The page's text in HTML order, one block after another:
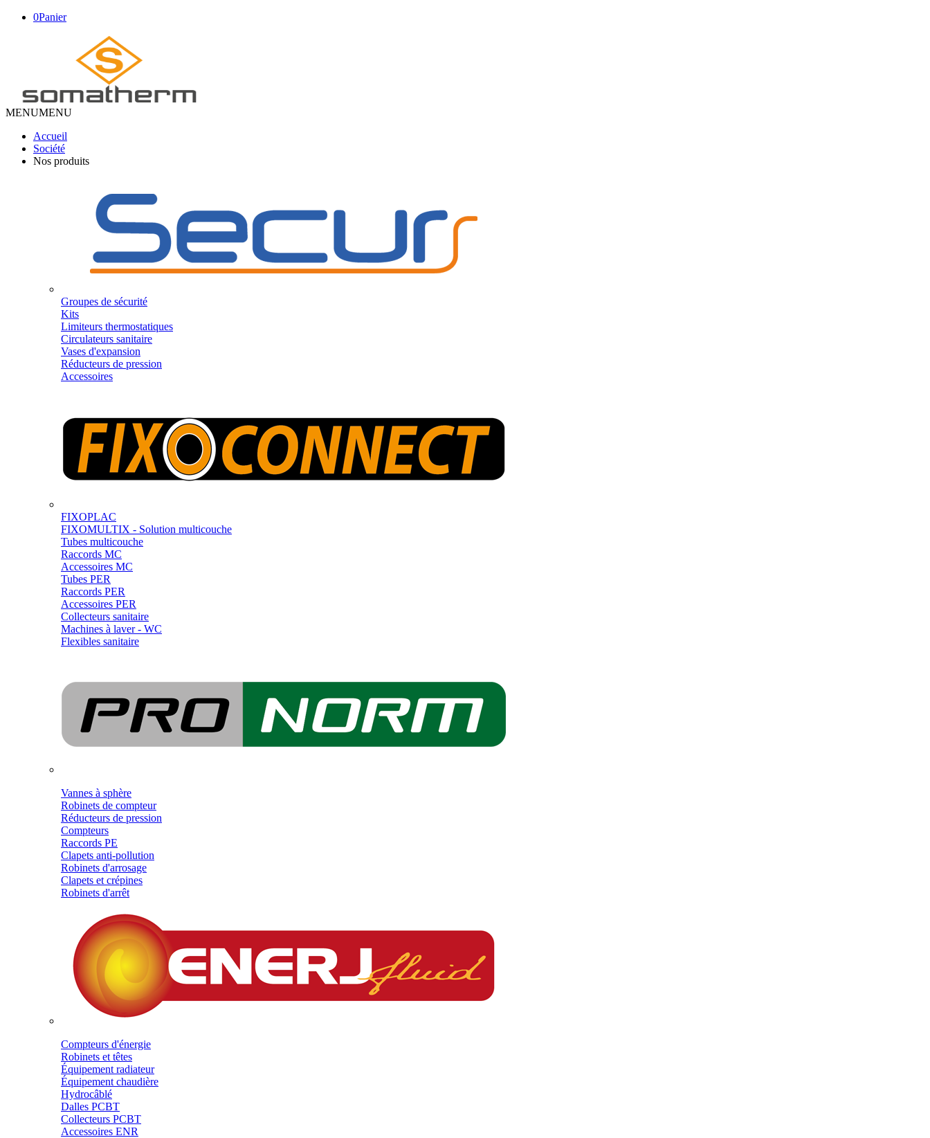
0Panier
MENUMENU
Accueil
Société
Nos produits
Groupes de sécurité
Kits
Limiteurs thermostatiques
Circulateurs sanitaire
Vases d'expansion
Réducteurs de pression
Accessoires
FIXOPLAC
FIXOMULTIX - Solution multicouche
Tubes multicouche
Raccords MC
Accessoires MC
Tubes PER
Raccords PER
Accessoires PER
Collecteurs sanitaire
Machines à laver - WC
Flexibles sanitaire
Vannes à sphère
Robinets de compteur
Réducteurs de pression
Compteurs
Raccords PE
Clapets anti-pollution
Robinets d'arrosage
Clapets et crépines
Robinets d'arrêt
Compteurs d'énergie
Robinets et têtes
Équipement radiateur
Équipement chaudière
Hydrocâblé
Dalles PCBT
Collecteurs PCBT
Accessoires ENR